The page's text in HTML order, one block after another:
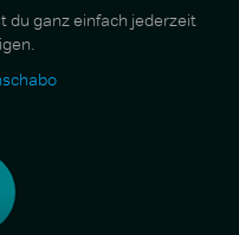
du ganz einfach jederzeit